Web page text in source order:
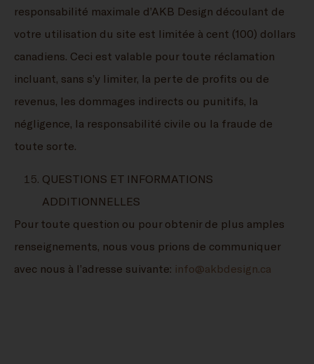
responsabilité maximale d’AKB Design découlant de
votre utilisation du site est limitée à cent (100) dollars
canadiens. Ceci est valable pour toute réclamation
incluant, sans s’y limiter, la perte de profits ou de
revenus, les dommages indirects ou punitifs, la
négligence, la responsabilité civile ou la fraude de
toute sorte.
QUESTIONS ET INFORMATIONS
ADDITIONNELLES
Pour toute question ou pour obtenir de plus amples
renseignements, nous vous prions de communiquer
avec nous à l’adresse suivante: info@akbdesign.ca